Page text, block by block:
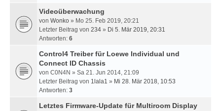
Videoüberwachung
von Wonko » Mo 25. Feb 2019, 20:21
Letzter Beitrag von 234 » Di 5. Mär 2019, 20:31
Antworten: 6
Control4 Treiber für Loewe Individual und
Connect ID Chassis
von C0N4N » Sa 21. Jun 2014, 21:09
Letzter Beitrag von 1lala1 » Mi 28. Mär 2018, 10:53
Antworten: 3
Letztes Firmware-Update für Multiroom Display